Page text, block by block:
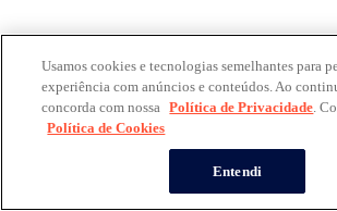
Usamos cookies e tecnologias semelhantes para
experiência com anúncios e conteúdos. Ao
concorda com nossa Política de Privacidade.
Política de Cookies
Entendi